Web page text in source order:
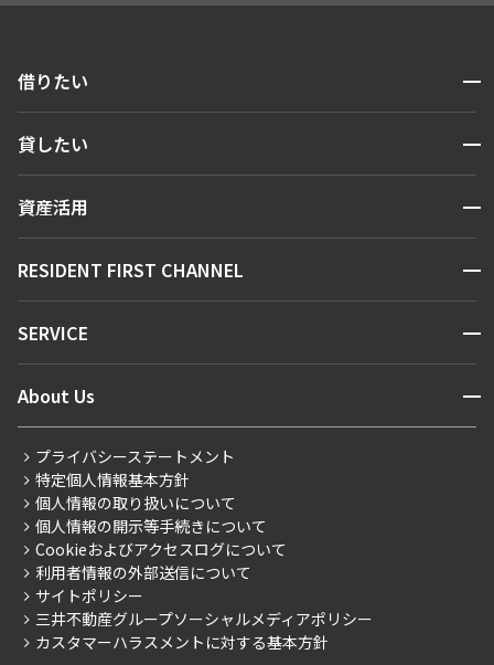
借りたい 開閉
人気エリアから探す
新着情報から探す
新着募集情報
こだわりから探す
こだわり一覧
プレミアムマンション
新築
当社限定（港区・渋谷区）
当社限定（港区・渋谷区以外）
三井不動産企画
貸したい 開閉
お問い合わせ
資産活用 開閉
お問い合わせ
RESIDENT FIRST CHANNEL 開閉
マンションレポート
住まいのコラム
SERVICE 開閉
会員ページ
ご入居・提携サービス
お部屋探しからご契約まで
よくあるご質問
社宅紹介
【仲介会社様向け】当社仲介事業部取り扱い物件入居申込
About Us 開閉
会社情報
事業案内
採用情報
ニュースリリース
お問い合わせ
プライバシーステートメント
特定個人情報基本方針
個人情報の取り扱いについて
個人情報の開示等手続きについて
Cookieおよびアクセスログについて
利用者情報の外部送信について
サイトポリシー
三井不動産グループソーシャルメディアポリシー
カスタマーハラスメントに対する基本方針